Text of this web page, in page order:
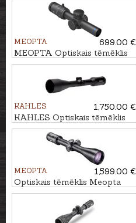
MEOPTA
699.00 €
MEOPTA Optiskais tēmēklis
MeoPro R6 1-6x24 SFP RD
KAHLES
1,750.00 €
KAHLES Optiskais tēmēklis
HELIA 2,4-12x56i #4-Dot
MEOPTA
1,599.00 €
Optiskais tēmēklis Meopta
MeoStar R2 2-12x50 RD - 4C